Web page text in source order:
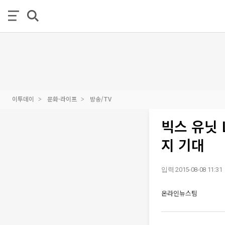
이투데이 문화·라이프 방송/TV
빅스 유
지 기대
입력 2015-08-08 11:31
온라인뉴스팀